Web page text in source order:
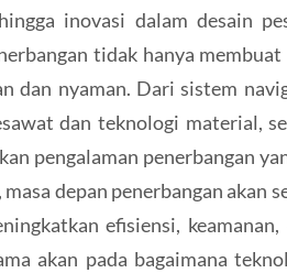
inovasi dalam desain
tidak hanya
dan nyaman. Dari sistem
dan teknologi material,
pengalaman penerbangan
depan penerbangan akan
efisiensi,
akan pada bagaimana